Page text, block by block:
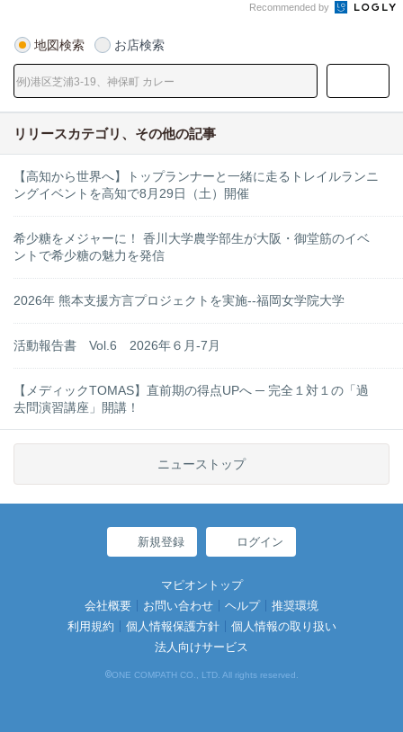
Recommended by
地図検索 お店検索
リリースカテゴリ、その他の記事
【高知から世界へ】トップランナーと一緒に走るトレイルランニ
ングイベントを高知で8月29日（土）開催
希少糖をメジャーに！ 香川大学農学部生が大阪・御堂筋のイベ
ントで希少糖の魅力を発信
2026年 熊本支援方言プロジェクトを実施--福岡女学院大学
活動報告書 Vol.6 2026年６月-7月
【メディックTOMAS】直前期の得点UPへ ─ 完全１対１の「過
去問演習講座」開講！
ニューストップ
新規登録 ログイン
マピオントップ
会社概要
お問い合わせ ヘルプ
推奨環境
利用規約
個人情報保護方針
個人情報の取り扱い
法人向けサービス
©ONE COMPATH CO., LTD. All rights reserved.